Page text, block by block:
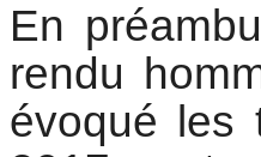
En
rendu
évoqué les